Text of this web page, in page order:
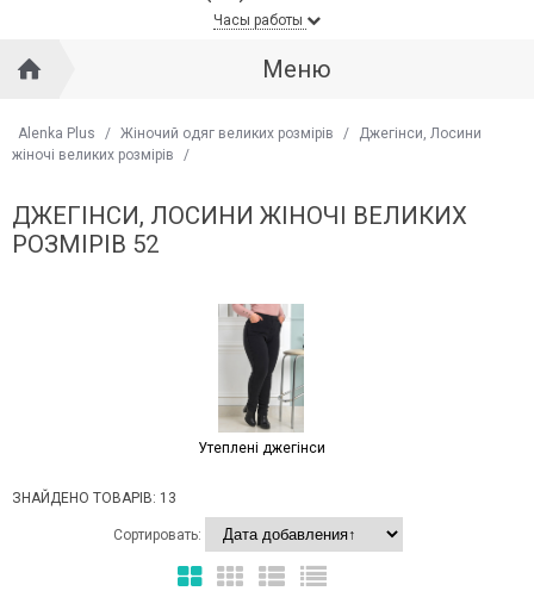
Часы работы
Меню
Alenka Plus / Жіночий одяг великих розмірів /
Джегінси, Лосини
жіночі великих розмірів
/
ДЖЕГІНСИ, ЛОСИНИ ЖІНОЧІ ВЕЛИКИХ
РОЗМІРІВ 52
Утеплені джегінси
ЗНАЙДЕНО ТОВАРІВ: 13
Сортировать: